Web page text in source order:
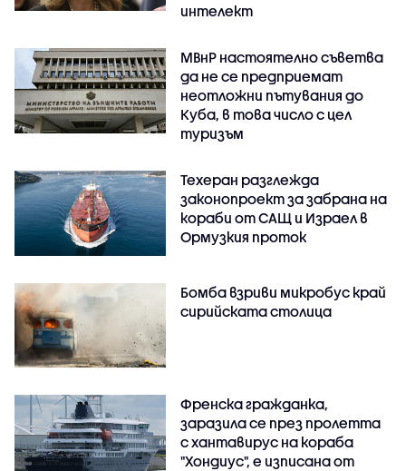
интелект
МВнР настоятелно съветва
да не се предприемат
неотложни пътувания до
Куба, в това число с цел
туризъм
Техеран разглежда
законопроект за забрана на
кораби от САЩ и Израел в
Ормузкия проток
Бомба взриви микробус край
сирийската столица
Френска гражданка,
заразила се през пролетта
с хантавирус на кораба
"Хондиус", е изписана от